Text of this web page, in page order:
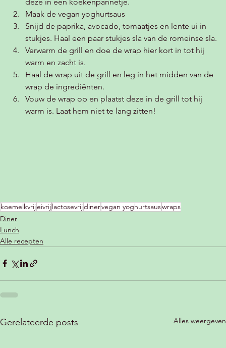
Maak de vegan yoghurtsaus
Snijd de paprika, avocado, tomaatjes en lente ui in
stukjes. Haal een paar stukjes sla van de romeinse sla.
Verwarm de grill en doe de wrap hier kort in tot hij
warm en zacht is.
Haal de wrap uit de grill en leg in het midden van de
wrap de ingrediënten.
Vouw de wrap op en plaatst deze in de grill tot hij
warm is. Laat hem niet te lang zitten!
koemelkvrijeivrijlactosevrijdinervegan yoghurtsauswraps
Diner
Lunch
Alle recepten
Gerelateerde posts Alles weergeven